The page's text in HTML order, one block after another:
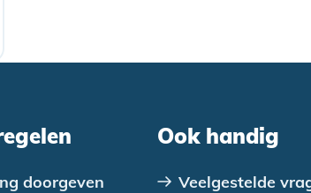
doorgeven
Ook handig
Veelgestelde